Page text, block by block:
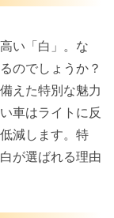
い「白」。な
のでしょうか？
えた特別な魅力
車はライトに反
減します。特
が選ばれる理由